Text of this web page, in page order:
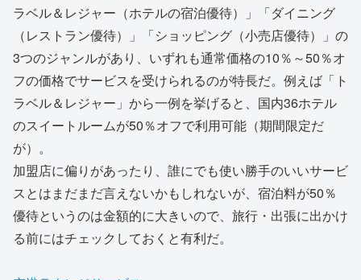
ラベル＆レジャー（ホテルの宿泊優待）」「ダイニング
（レストラン優待）」「ショッピング（小売店優待）」の
3つのジャンルがあり、いずれも通常価格の10％～50％オ
フの価格でサービスを受けられるのが特長だ。例えば「ト
ラベル＆レジャー」から一例を挙げると、国内36ホテル
のスイートルームが50％オフで利用可能（期間限定だ
が）。
加盟店に偏りがあったり、誰にでも使い勝手のいいサービ
スとはまだまだ言えないかもしれないが、宿泊料が50％
優待というのは金額的に大きいので、旅行・出張に出かけ
る前にはチェックしておくと有利だ。